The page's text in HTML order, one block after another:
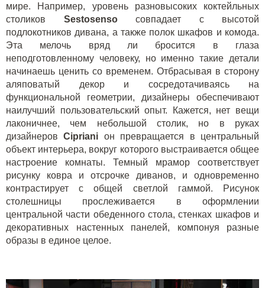
мире. Например, уровень разновысоких коктейльных
столиков Sestosensoсовпадает с высотой
подлокотников дивана, а также полок шкафов и комода.
Эта мелочь вряд ли бросится в глаза
неподготовленному человеку, но именно такие детали
начинаешь ценить со временем. Отбрасывая в сторону
аляповатый декор и сосредотачиваясь на
функциональной геометрии, дизайнеры обеспечивают
наилучший пользовательский опыт. Кажется, нет вещи
лаконичнее, чем небольшой столик, но в руках
дизайнеровCipriani он превращается в центральный
объект интерьера, вокруг которого выстраивается общее
настроение комнаты. Темный мрамор соответствует
рисунку ковра и отсрочке диванов, и одновременно
контрастирует с общей светлой гаммой. Рисунок
столешницы прослеживается в оформлении
центральной части обеденного стола, стенках шкафов и
декоративных настенных панелей, компонуя разные
образы в единое целое.